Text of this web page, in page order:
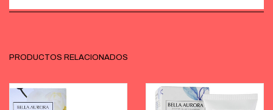
PRODUCTOS RELACIONADOS